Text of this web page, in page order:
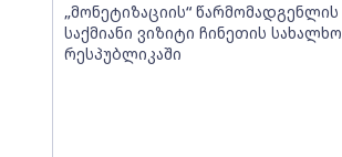
„მონეტიზაციის“ წარმომადგენლის
საქმიანი ვიზიტი ჩინეთის სახალხო
რესპუბლიკაში